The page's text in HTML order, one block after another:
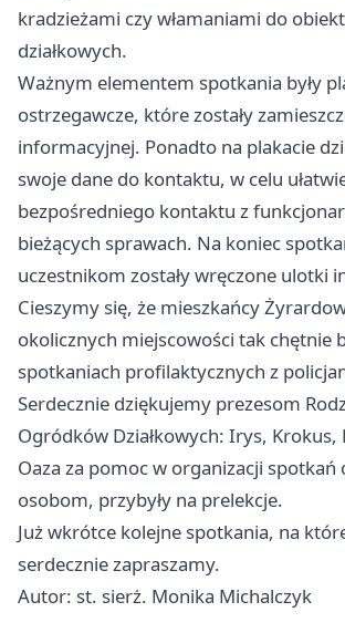
kradzieżami czy włamaniami do
działkowych.
Ważnym elementem spotkania były
ostrzegawcze, które zostały
informacyjnej. Ponadto na plakacie
swoje dane do kontaktu, w celu
bezpośredniego kontaktu z
bieżących sprawach. Na koniec
uczestnikom zostały wręczone ulotki
Cieszymy się, że mieszkańcy
okolicznych miejscowości tak chętnie
spotkaniach profilaktycznych z
Serdecznie dziękujemy prezesom
Ogródków Działkowych: Irys, Krokus,
Oaza za pomoc w organizacji spotkań
osobom, przybyły na prelekcje.
Już wkrótce kolejne spotkania, na
serdecznie zapraszamy.
Autor: st. sierż. Monika Michalczyk